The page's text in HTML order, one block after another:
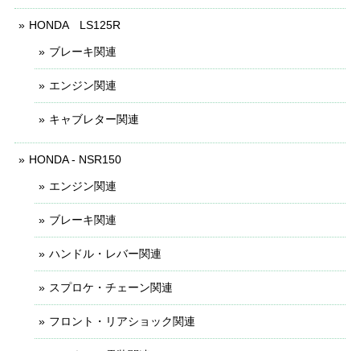
HONDA LS125R
ブレーキ関連
エンジン関連
キャブレター関連
HONDA - NSR150
エンジン関連
ブレーキ関連
ハンドル・レバー関連
スプロケ・チェーン関連
フロント・リアショック関連